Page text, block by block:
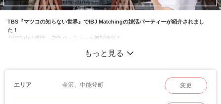
TBS『マツコの知らない世界』でIBJ Matchingの婚活パーティーが紹介されまし
た！
金沢市内で婚活・恋活パーティーを毎週開催！
もっと見る
エリア 金沢、中能登町 変更